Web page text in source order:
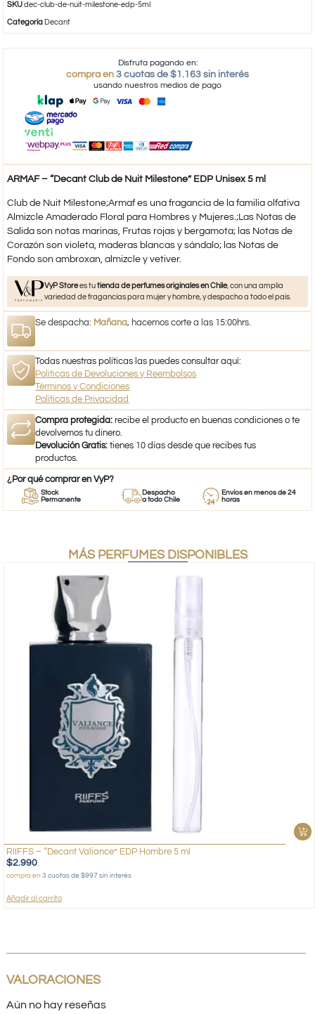
SKUdec-club-de-nuit-milestone-edp-5ml
Categoría Decant
Disfruta pagando en:
compra en 3 cuotas de $1.163 sin interés
usando nuestros medios de pago
ARMAF – “Decant Club de Nuit Milestone” EDP Unisex 5 ml
Club de Nuit Milestone;Armaf es una fragancia de la familia olfativa
Almizcle Amaderado Floral para Hombres y Mujeres.;Las Notas de
Salida son notas marinas, Frutas rojas y bergamota; las Notas de
Corazón son violeta, maderas blancas y sándalo; las Notas de
Fondo son ambroxan, almizcle y vetiver.
VyP Storees tutienda de perfumes originales en Chile, con una amplia
variedad de fragancias para mujer y hombre, y despacho a todo el país.
Se despacha: Mañana, hacemos corte a las 15:00hrs.
Todas nuestras políticas las puedes consultar aquí:
Políticas de Devoluciones y Reembolsos
Términos y Condiciones
Políticas de Privacidad
Compra protegida: recibe el producto en buenas condiciones o te
devolvemos tu dinero.
Devolución Gratis: tienes 10 días desde que recibes tus
productos.
¿Por qué comprar en VyP?
Stock
Permanente
Despacho
a todo Chile
Envíos en menos de 24
horas
MÁS PERFUMES DISPONIBLES
RIIFFS – “Decant Valiance” EDP Hombre 5 ml
$2.990
compra en 3 cuotas de $997 sin interés
Añadir al carrito
VALORACIONES
Aún no hay reseñas